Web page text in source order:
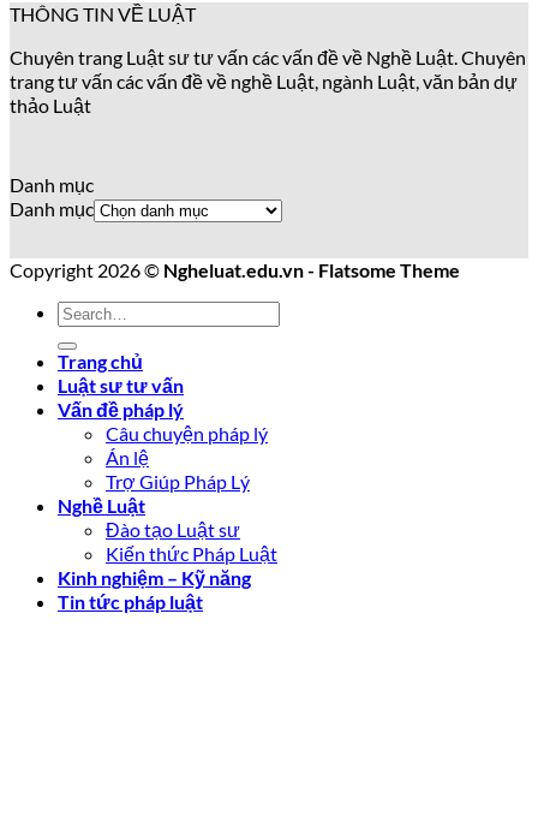
THÔNG TIN VỀ LUẬT
Chuyên trang Luật sư tư vấn các vấn đề về Nghề Luật. Chuyên
trang tư vấn các vấn đề về nghề Luật, ngành Luật, văn bản dự
thảo Luật
Danh mục
Danh mục
Copyright 2026 © Ngheluat.edu.vn - Flatsome Theme
Trang chủ
Luật sư tư vấn
Vấn đề pháp lý
Câu chuyện pháp lý
Án lệ
Trợ Giúp Pháp Lý
Nghề Luật
Đào tạo Luật sư
Kiến thức Pháp Luật
Kinh nghiệm – Kỹ năng
Tin tức pháp luật